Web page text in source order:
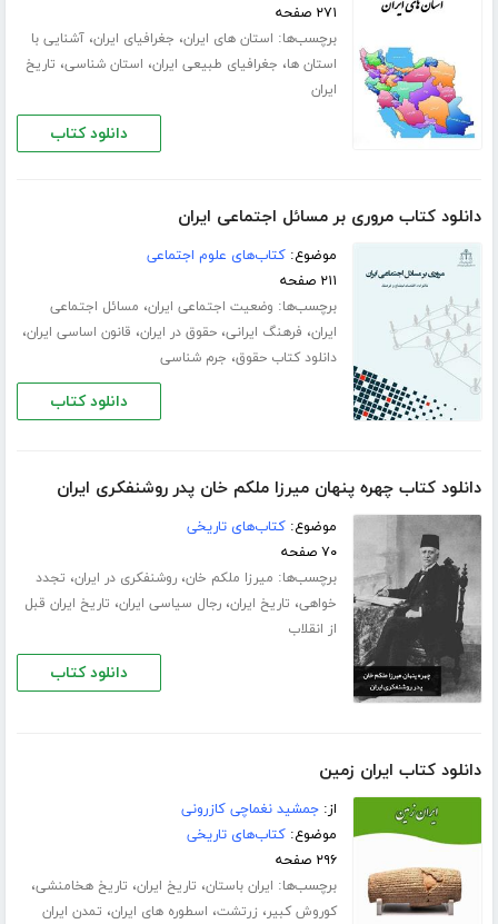
۲۷۱ صفحه
برچسب‌ها: استان های ایران، جغرافیای ایران،آشنایی با
استان ها، جغرافیای طبیعی ایران، استان شناسی، تاریخ
ایران
دانلود کتاب
دانلود کتاب مروری بر مسائل اجتماعی ایران
موضوع:کتاب‌های علوم اجتماعی
۲۱۱ صفحه
برچسب‌ها: وضعیت اجتماعی ایران، مسائل اجتماعی
ایران، فرهنگ ایرانی،حقوق در ایران، قانون اساسی ایران،
دانلود کتاب حقوق، جرم شناسی
دانلود کتاب
دانلود کتاب چهره پنهان میرزا ملکم خان پدر روشنفکری ایران
موضوع:کتاب‌های تاریخی
۷۰ صفحه
برچسب‌ها: میرزا ملکم خان،روشنفکری در ایران، تجدد
خواهی، تاریخ ایران،رجال سیاسی ایران، تاریخ ایران قبل
از انقلاب
دانلود کتاب
دانلود کتاب ایران زمین
از:جمشید نغماچی کازرونی
موضوع:کتاب‌های تاریخی
۲۹۶ صفحه
برچسب‌ها: ایران باستان، تاریخ ایران، تاریخ هخامنشی،
کوروش کبیر، زرتشت، اسطوره های ایران، تمدن ایران